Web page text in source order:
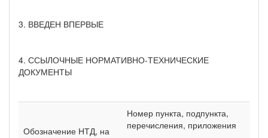
3. ВВЕДЕН ВПЕРВЫЕ
4. ССЫЛОЧНЫЕ НОРМАТИВНО-ТЕХНИЧЕСКИЕ
ДОКУМЕНТЫ
Обозначение НТД, на
Номер пункта, подпункта,
перечисления, приложения